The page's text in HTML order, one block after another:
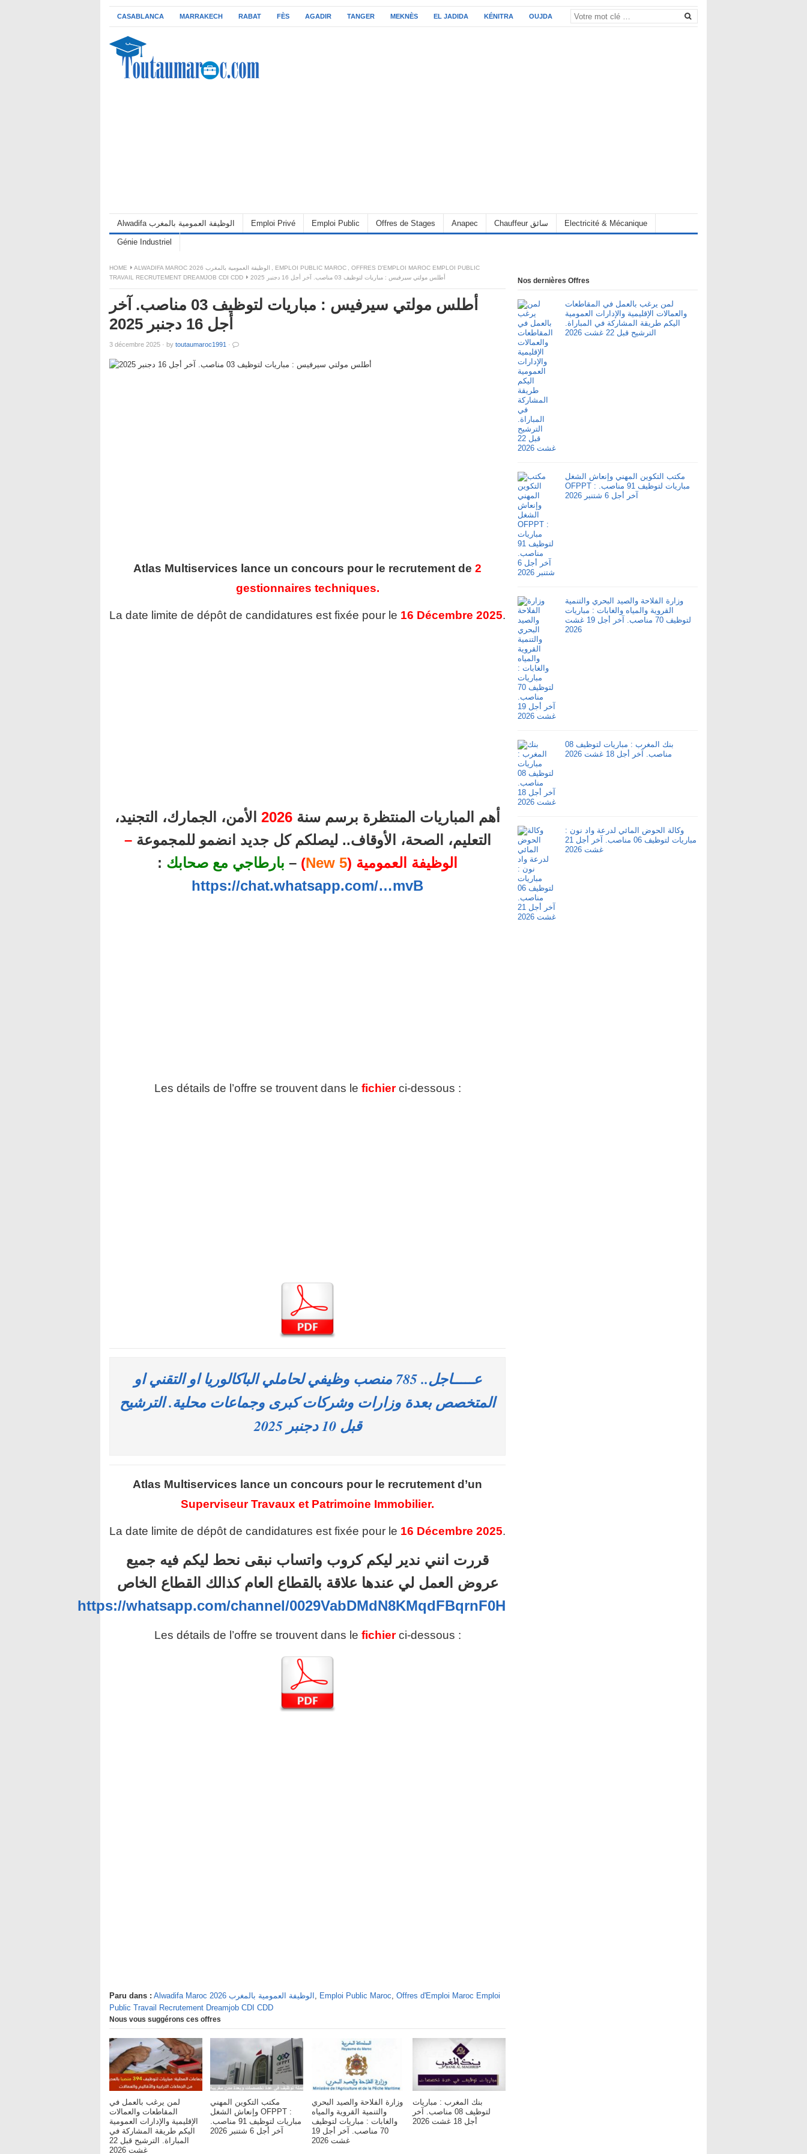
CASABLANCA MARRAKECH RABAT FÈS AGADIR TANGER MEKNÈS EL JADIDA KÉNITRA OUJDA
Alwadifa الوظيفة العمومية بالمغرب Emploi Privé Emploi Public Offres de Stages Anapec Chauffeur سائق Electricité & Mécanique
Génie Industriel
HOME ALWADIFA MAROC 2026 الوظيفة العمومية بالمغرب EMPLOI PUBLIC MAROC
OFFRES D'EMPLOI MAROC EMPLOI PUBLIC
TRAVAIL RECRUTEMENT DREAMJOB CDI CDD
أطلس مولتي سيرفيس : مباريات لتوظيف 03 مناصب. آخر أجل 16 دجنبر 2025
أطلس مولتي سيرفيس : مباريات لتوظيف 03 مناصب. آخر
أجل 16 دجنبر 2025
3 décembre 2025 · by toutaumaroc1991 ·
Atlas Multiservices lance un concours pour le recrutement de 2
gestionnaires techniques.
La date limite de dépôt de candidatures est fixée pour le 16 Décembre 2025.
أهم المباريات المنتظرة برسم سنة 2026 الأمن، الجمارك، التجنيد،
التعليم، الصحة، الأوقاف.. ليصلكم كل جديد انضمو للمجموعة–
الوظيفة العمومية (5 New
)
– بارطاجي مع صحابك :
https://chat.whatsapp.com/…mvB
Les détails de l’offre se trouvent dans le fichier ci-dessous :
عـــــاجل.. 785 منصب وظيفي لحاملي الباكالوريا او التقني او
المتخصص بعدة وزارات وشركات كبرى وجماعات محلية. الترشيح
قبل 10 دجنبر 2025
Atlas Multiservices lance un concours pour le recrutement d’un
Superviseur Travaux et Patrimoine Immobilier.
La date limite de dépôt de candidatures est fixée pour le 16 Décembre 2025.
قررت انني ندير ليكم كروب واتساب نبقى نحط ليكم فيه جميع
عروض العمل لي عندها علاقة بالقطاع العام كذالك القطاع الخاص
https://whatsapp.com/channel/0029VabDMdN8KMqdFBqrnF0H
Les détails de l’offre se trouvent dans le fichier ci-dessous :
Paru dans : Alwadifa Maroc 2026 الوظيفة العمومية بالمغرب , Emploi Public Maroc, Offres d'Emploi Maroc Emploi
Public Travail Recrutement Dreamjob CDI CDD
Nous vous suggérons ces offres
لمن يرغب بالعمل في
المقاطعات والعمالات
الإقليمية والإدارات العمومية
اليكم طريقة المشاركة في
المباراة. الترشيح قبل 22
غشت 2026
مكتب التكوين المهني
وإنعاش الشغل OFPPT :
مباريات لتوظيف 91 مناصب.
آخر أجل 6 شتنبر 2026
وزارة الفلاحة والصيد البحري
والتنمية القروية والمياه
والغابات : مباريات لتوظيف
70 مناصب. آخر أجل 19
غشت 2026
بنك المغرب : مباريات
لتوظيف 08 مناصب. آخر
أجل 18 غشت 2026
Nos dernières Offres
لمن يرغب بالعمل في المقاطعات
والعمالات الإقليمية والإدارات العمومية
اليكم طريقة المشاركة في المباراة.
الترشيح قبل 22 غشت 2026
مكتب التكوين المهني وإنعاش الشغل
OFPPT : مباريات لتوظيف 91 مناصب.
آخر أجل 6 شتنبر 2026
وزارة الفلاحة والصيد البحري والتنمية
القروية والمياه والغابات : مباريات
لتوظيف 70 مناصب. آخر أجل 19 غشت
2026
بنك المغرب : مباريات لتوظيف 08
مناصب. آخر أجل 18 غشت 2026
وكالة الحوض المائي لدرعة واد نون :
مباريات لتوظيف 06 مناصب. آخر أجل 21
غشت 2026